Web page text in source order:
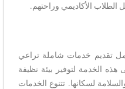
الأكاديمي وراحتهم.
تقديم خدمات شاملة تراعي
الخدمة لتوفير بيئة نظيفة
لسكانها. تتنوع الخدمات